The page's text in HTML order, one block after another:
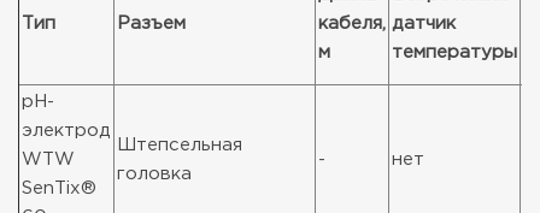
Тип Разъем
кабеля,
м
датчик
температуры
pH-
электрод
WTW
SenTix®
Штепсельная
головка
- нет